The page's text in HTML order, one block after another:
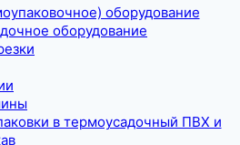
оборудование
оборудование
в термоусадочный ПВХ и